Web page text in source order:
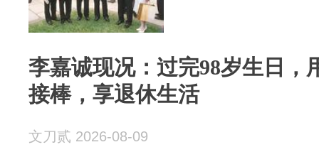
李嘉诚现况：过完98岁生日，
接棒，享退休生活
文刀贰 2026-08-09